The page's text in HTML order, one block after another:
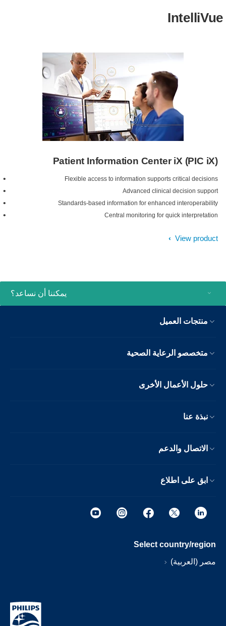
Patient Information Center iX (PIC iX)
Flexible access to information supports critical decisions
Advanced clinical decision support
Standards-based information for enhanced interoperability
Central monitoring for quick interpretation
View product
يمكننا أن نساعد؟
منتجات العميل
متخصصو الرعاية الصحية
حلول الأعمال الأخرى
نبذة عنا
الاتصال والدعم
ابق على اطلاع
Select country/region
مصر (العربية)